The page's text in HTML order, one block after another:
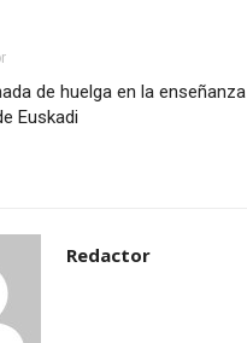
de huelga en la enseñanza
Euskadi
Redactor